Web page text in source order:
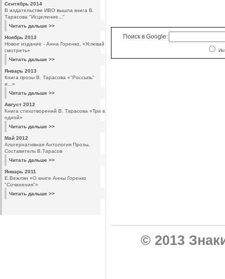
Сентябрь 2014
В издательстве ИВО вышла книга В.
Тарасова "Исцеление..."
Читать дальше >>
Ноябрь 2013
Новое издание - Анна Горенко, «Успевай
смотреть»
Читать дальше >>
Январь 2013
Книга прозы В. Тарасова «"Россыпь"
и...»
Читать дальше >>
Август 2012
Книга стихотворений В. Тарасова «Три в
одной»
Читать дальше >>
Май 2012
Альтернативная Антология Прозы,
Составитель В.Тарасов
Читать дальше >>
Январь 2011
Е.Вежлян «О книге Анны Горенко
"Сочинения"»
Читать дальше >>
Поиск в Google:
© 2013